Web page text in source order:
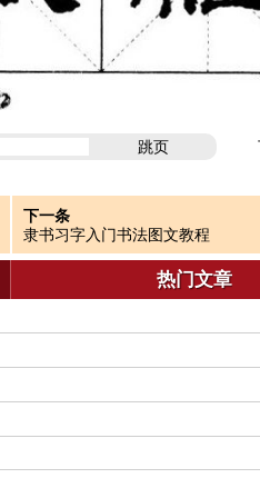
跳页
下一条
隶书习字入门书法图文教程
热门文章